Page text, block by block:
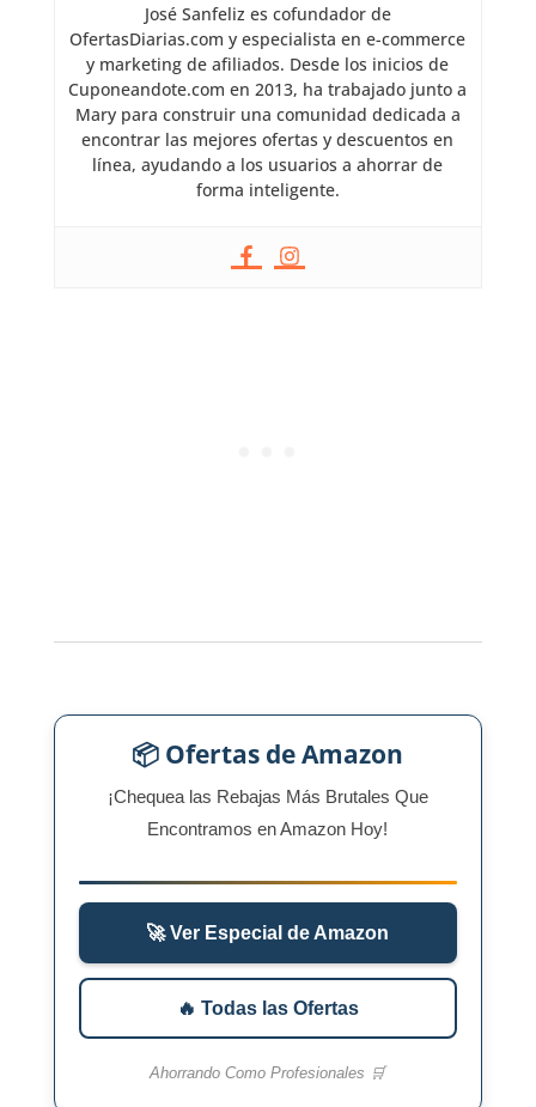
José Sanfeliz es cofundador de
OfertasDiarias.com y especialista en e-commerce
y marketing de afiliados. Desde los inicios de
Cuponeandote.com en 2013, ha trabajado junto a
Mary para construir una comunidad dedicada a
encontrar las mejores ofertas y descuentos en
línea, ayudando a los usuarios a ahorrar de
forma inteligente.
📦 Ofertas de Amazon
¡Chequea las Rebajas Más Brutales Que
Encontramos en Amazon Hoy!
🚀 Ver Especial de Amazon
🔥 Todas las Ofertas
Ahorrando Como Profesionales 🛒